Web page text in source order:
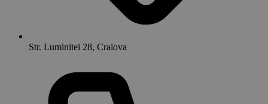
Str. Luminitei 28, Craiova